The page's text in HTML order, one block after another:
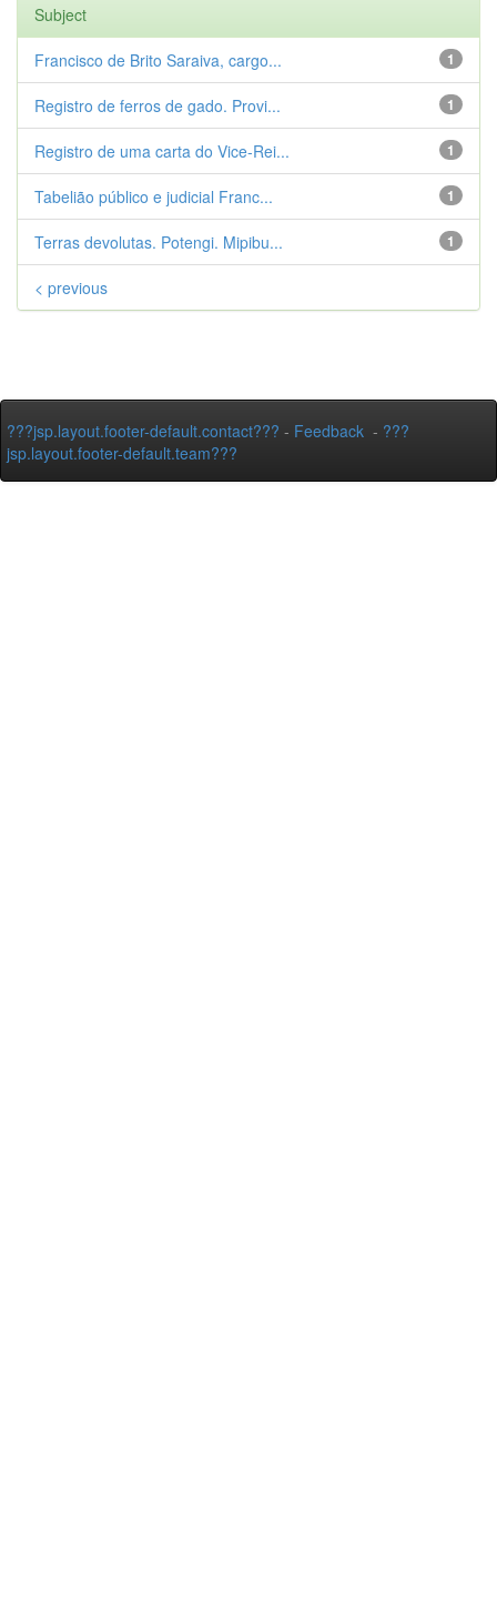
Subject
1
Francisco de Brito Saraiva, cargo...
1
Registro de ferros de gado. Provi...
1
Registro de uma carta do Vice-Rei...
1
Tabelião público e judicial Franc...
1
Terras devolutas. Potengi. Mipibu...
< previous
???jsp.layout.footer-default.contact??? - Feedback - ???
jsp.layout.footer-default.team???